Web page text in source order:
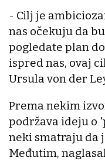
- Cilj je
nas očekuju da
pogledate plan
ispred nas, ovaj
Ursula von der
Prema nekim
podržava ideju o
neki smatraju da
Međutim,